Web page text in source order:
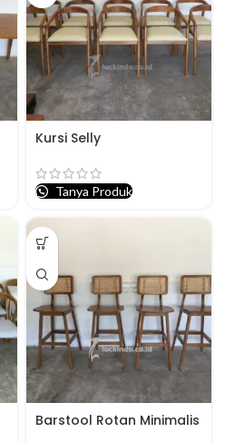
Kursi Selly
Tanya Produk
Barstool Rotan Minimalis